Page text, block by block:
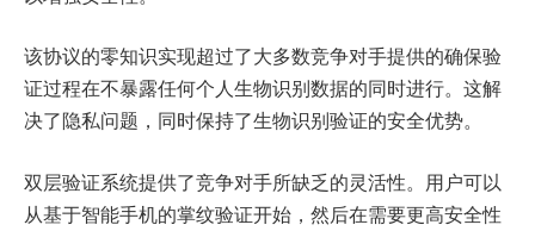
该协议的零知识实现超过了大多数竞争对手提供的确保验
证过程在不暴露任何个人生物识别数据的同时进行。这解
决了隐私问题，同时保持了生物识别验证的安全优势。
双层验证系统提供了竞争对手所缺乏的灵活性。用户可以
从基于智能手机的掌纹验证开始，然后在需要更高安全性